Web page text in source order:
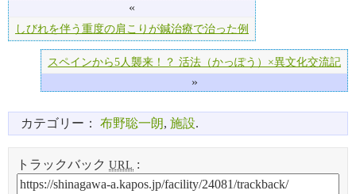
«
しびれを伴う重度の肩こりが鍼治療で治った例
スペインから5人襲来！？ 活法（かっぽう）×異文化交流記
»
カテゴリー： 布野聡一朗, 施設.
トラックバック URL :